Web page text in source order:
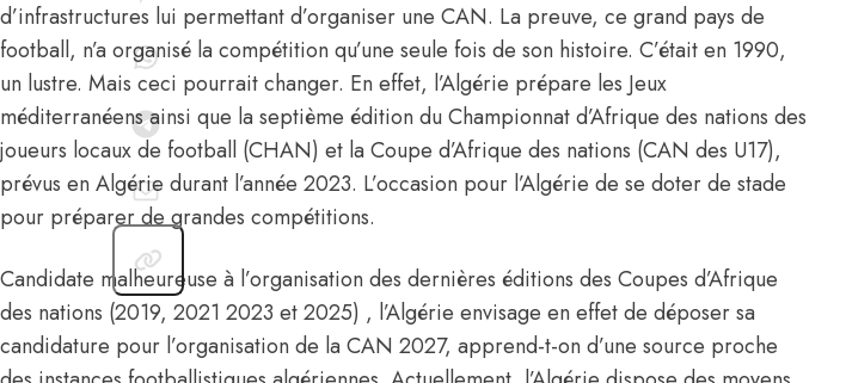
d’infrastructures lui permettant d’organiser une CAN. La preuve, ce grand pays de
football, n’a organisé la compétition qu’une seule fois de son histoire. C’était en 1990,
un lustre. Mais ceci pourrait changer. En effet, l’Algérie prépare les Jeux
méditerranéens ainsi que la septième édition du Championnat d’Afrique des nations des
joueurs locaux de football (CHAN) et la Coupe d’Afrique des nations (CAN des U17),
prévus en Algérie durant l’année 2023. L’occasion pour l’Algérie de se doter de stade
pour préparer de grandes compétitions.
Candidate malheureuse à l’organisation des dernières éditions des Coupes d’Afrique
des nations (2019, 2021 2023 et 2025) , l’Algérie envisage en effet de déposer sa
candidature pour l’organisation de la CAN 2027, apprend-t-on d’une source proche